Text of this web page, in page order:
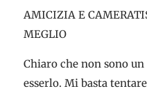
AMICIZIA E
MEGLIO
Chiaro che non sono
esserlo. Mi basta